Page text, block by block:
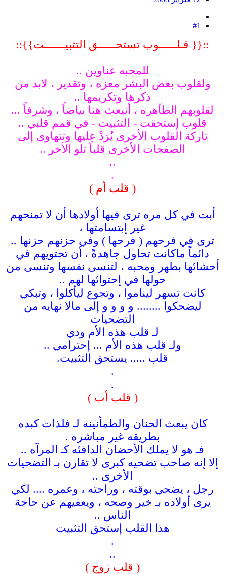
#1
::{{ قـلــــــوب تستحــــــق التثبيـــــــت}}::
للمحبه عناوين ..
ولقلوب بعض البشر معزه ، وتقدير ، لابد من
ذكرها وتكريمها ..
لقلوبهم الطآهره ، أنبعث هنا بياضاً ، وشرفاً ...
قلوب إستحقت - التثبيت - في قمم قلبي ..
تاركة القلوب الأخرى يُرَدْ عليها وتتهاوى إلى
الصفحات الأخرى قلباً تلو الأخر ..
..
.
( قلب أم )
أبت في كل مره ترى فيها أولادها أن لا تمنحهم
غير إبتسامتها ،
ترى في فرحهم ( فرحها ) وفي حزنهم حزنها ..
دائماً ماكانت تحاول جاهدةً ، أن تحتويهم في
أحشائها بطهر ومحبه ، لتنسى نفسها وتنسى من
حولها في إحتوائها لهم ..
كانت تسهر ليناموا ، وتجوع ليأكلوا ، وتبكي
ليضحكوا ........ و و و و إلى مالا نهايه من
التضحيات
لـ قلب هذه الأم ودي
ولـ قلب هذه الأم ... إحترامي ..
قلب ..... يستحق التثبيت.
.
.
( قلب أب )
كان يبعث الحنان والطمأنينه لـ فلذات كبده
بطريقه غير مباشره .
فـ هو لا يملك الأحضان الدافئه كـ المرآه ..
إلا إنه صاحب تضحيه كبرى لا تقارن بـ التضحيات
الأخرى ..
رجل ، يضحي بوقته ، وراحته ، وعمره .... لكي
يرى أولاده بـ خير وصحه ، ويعفيهم عن حاجة
الناس ..
هذا القلب إستحق التثبيت
.
..
( قلب زوج )